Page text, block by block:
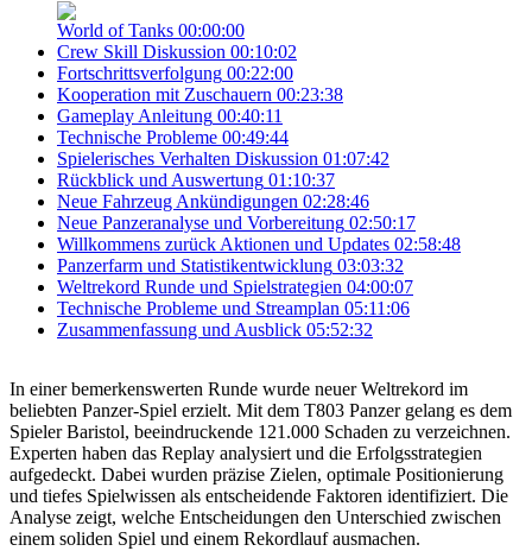
World of Tanks 00:00:00
Crew Skill Diskussion 00:10:02
Fortschrittsverfolgung 00:22:00
Kooperation mit Zuschauern 00:23:38
Gameplay Anleitung 00:40:11
Technische Probleme 00:49:44
Spielerisches Verhalten Diskussion 01:07:42
Rückblick und Auswertung 01:10:37
Neue Fahrzeug Ankündigungen 02:28:46
Neue Panzeranalyse und Vorbereitung 02:50:17
Willkommens zurück Aktionen und Updates 02:58:48
Panzerfarm und Statistikentwicklung 03:03:32
Weltrekord Runde und Spielstrategien 04:00:07
Technische Probleme und Streamplan 05:11:06
Zusammenfassung und Ausblick 05:52:32
In einer bemerkenswerten Runde wurde neuer Weltrekord im
beliebten Panzer-Spiel erzielt. Mit dem T803 Panzer gelang es dem
Spieler Baristol, beeindruckende 121.000 Schaden zu verzeichnen.
Experten haben das Replay analysiert und die Erfolgsstrategien
aufgedeckt. Dabei wurden präzise Zielen, optimale Positionierung
und tiefes Spielwissen als entscheidende Faktoren identifiziert. Die
Analyse zeigt, welche Entscheidungen den Unterschied zwischen
einem soliden Spiel und einem Rekordlauf ausmachen.